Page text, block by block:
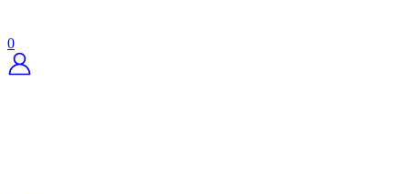
0